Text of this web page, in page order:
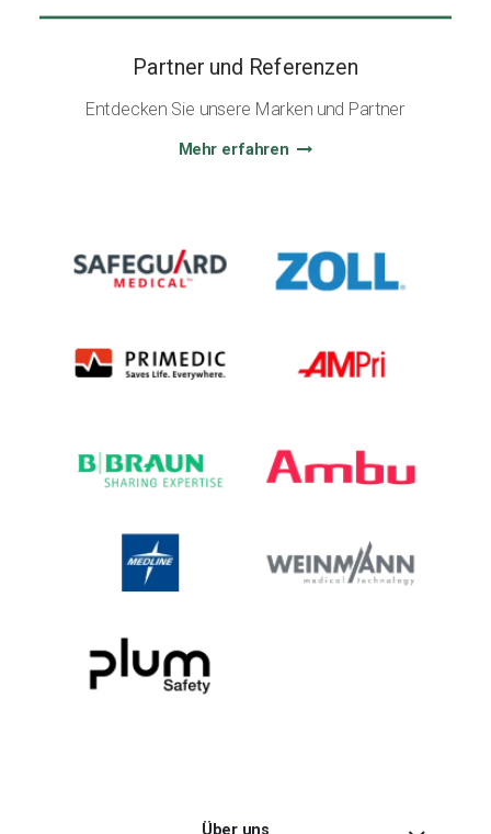
Partner und Referenzen
Entdecken Sie unsere Marken und Partner
Mehr erfahren